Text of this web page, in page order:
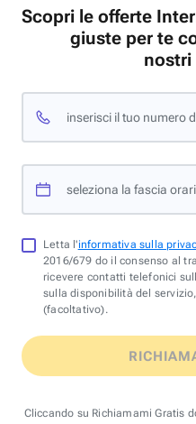
Scopri le offerte
giuste per te
nostri
inserisci il tuo numero
seleziona la fascia
Letta l'informativa sulla
2016/679 do il consenso al
ricevere contatti telefonici
sulla disponibilità del
(facoltativo).
Cliccando su Richiamami Gratis